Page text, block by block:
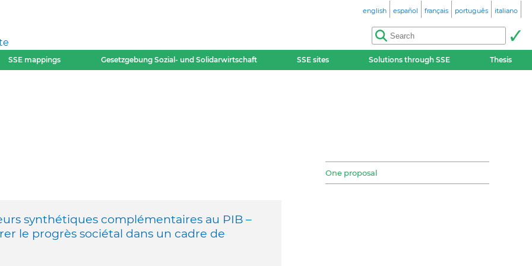
english español français português italiano
SSE mappings Gesetzgebung Sozial- und Solidarwirtschaft SSE sites Solutions through SSE Thesis
One proposal
synthétiques complémentaires au PIB –
le progrès sociétal dans un cadre de